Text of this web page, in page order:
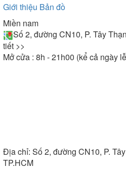
Giới thiệu Bản đồ
Miền nam
Số 2, đường CN10, P. Tây
tiết >>
Mở cửa : 8h - 21h00 (kể cả ngày
Địa chỉ: Số 2, đường CN10, P.
TP.HCM